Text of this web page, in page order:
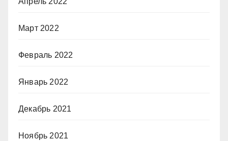
Март 2022
Февраль 2022
Январь 2022
Декабрь 2021
Ноябрь 2021